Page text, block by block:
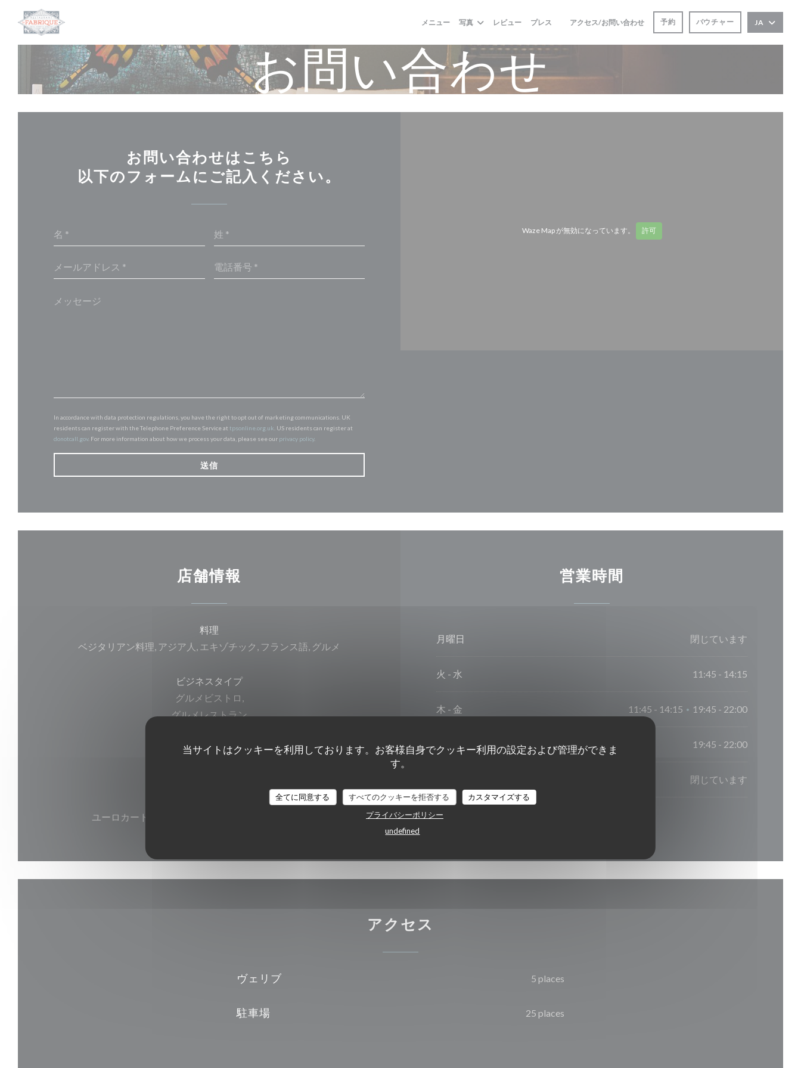
クッキー利用の管理について
当サイトはクッキーを利用しております。お客様自身でクッキー利用の設定および管理ができま
す。
全てに同意する すべてのクッキーを拒否する
カスタマイズする
プライバシーポリシー
undefined
メニュー 写真 レビュー プレス
((新しいウィンドウで開きます))
アクセス/お問い合わせ 予約 バウチャー JA
お問い合わせ
お問い合わせはこちら
以下のフォームにご記入ください。
In accordance with data protection regulations, you have the right to opt out of marketing communications. UK
residents can register with the Telephone Preference Service at tpsonline.org.uk . US residents can register at
donotcall.gov. For more information about how we process your data, please see our privacy policy.
Waze Map が無効になっています。 許可
店舗情報
料理
ベジタリアン料理, アジア人, エキゾチック, フランス語, グルメ
ビジネスタイプ
グルメビストロ,
グルメレストラン
サービス
ユーロカード /マスターカード, 現金, ビザ, カルトブルー
営業時間
月曜日 閉じています
火 - 水 11:45 - 14:15
木 - 金 11:45 - 14:15 • 19:45 - 22:00
土曜日 19:45 - 22:00
閉じています
アクセス
ヴェリブ 5 places
駐車場 25 places